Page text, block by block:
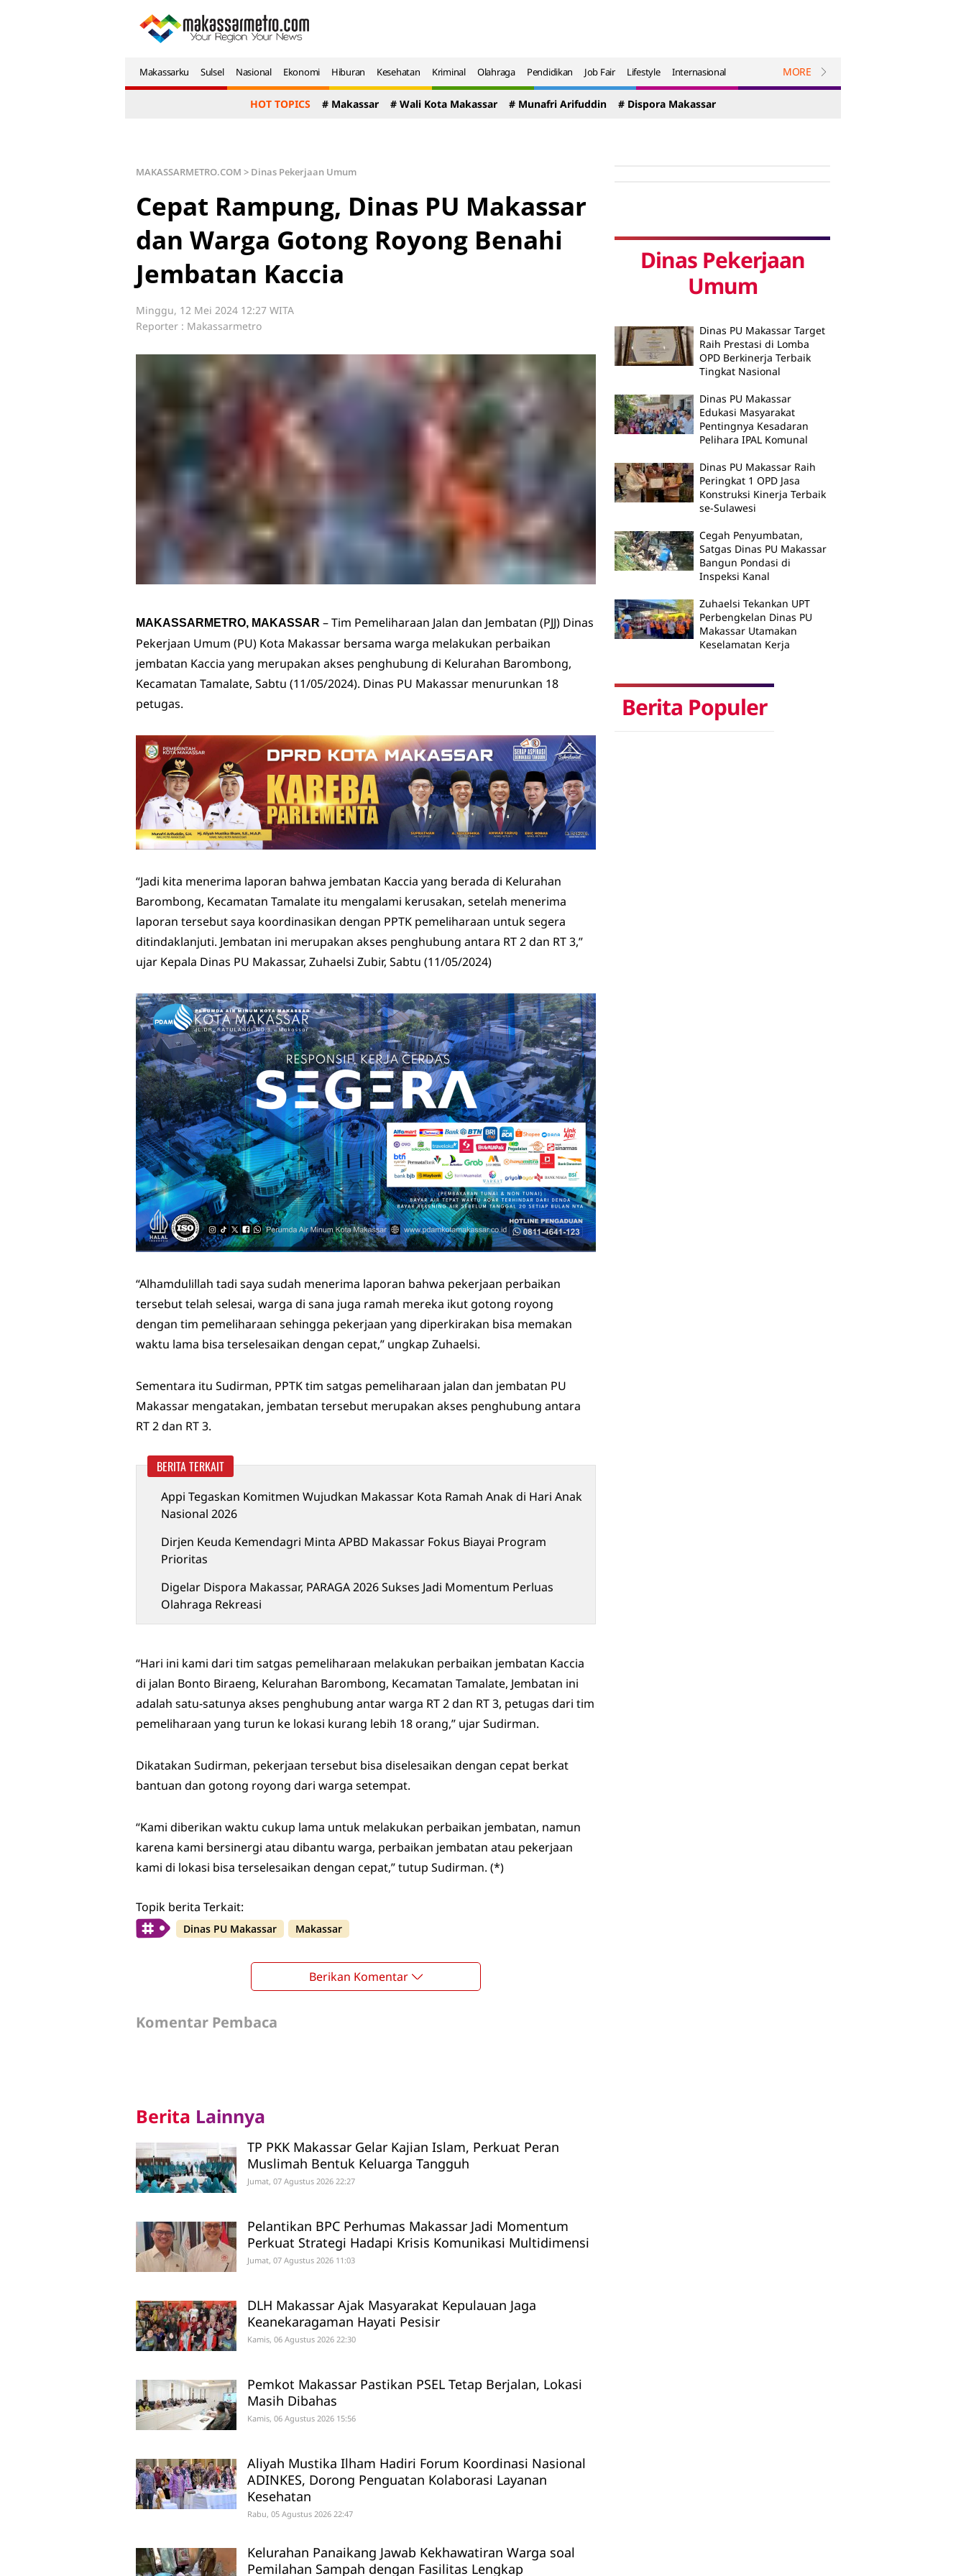
Makassarku Sulsel Nasional Ekonomi Hiburan Kesehatan Kriminal Olahraga Pendidikan Job Fair Lifestyle Internasional MORE
HOT TOPICS # Makassar # Wali Kota Makassar # Munafri Arifuddin # Dispora Makassar
MAKASSARMETRO.COM > Dinas Pekerjaan Umum
Cepat Rampung, Dinas PU Makassar
dan Warga Gotong Royong Benahi
Jembatan Kaccia
Minggu, 12 Mei 2024 12:27 WITA
Reporter : Makassarmetro
MAKASSARMETRO, MAKASSAR – Tim Pemeliharaan Jalan dan Jembatan (PJJ) Dinas
Pekerjaan Umum (PU) Kota Makassar bersama warga melakukan perbaikan
jembatan Kaccia yang merupakan akses penghubung di Kelurahan Barombong,
Kecamatan Tamalate, Sabtu (11/05/2024). Dinas PU Makassar menurunkan 18
petugas.
“Jadi kita menerima laporan bahwa jembatan Kaccia yang berada di Kelurahan
Barombong, Kecamatan Tamalate itu mengalami kerusakan, setelah menerima
laporan tersebut saya koordinasikan dengan PPTK pemeliharaan untuk segera
ditindaklanjuti. Jembatan ini merupakan akses penghubung antara RT 2 dan RT 3,”
ujar Kepala Dinas PU Makassar, Zuhaelsi Zubir, Sabtu (11/05/2024)
“Alhamdulillah tadi saya sudah menerima laporan bahwa pekerjaan perbaikan
tersebut telah selesai, warga di sana juga ramah mereka ikut gotong royong
dengan tim pemeliharaan sehingga pekerjaan yang diperkirakan bisa memakan
waktu lama bisa terselesaikan dengan cepat,” ungkap Zuhaelsi.
Sementara itu Sudirman, PPTK tim satgas pemeliharaan jalan dan jembatan PU
Makassar mengatakan, jembatan tersebut merupakan akses penghubung antara
RT 2 dan RT 3.
BERITA TERKAIT
Appi Tegaskan Komitmen Wujudkan Makassar Kota Ramah Anak di Hari Anak
Nasional 2026
Dirjen Keuda Kemendagri Minta APBD Makassar Fokus Biayai Program
Prioritas
Digelar Dispora Makassar, PARAGA 2026 Sukses Jadi Momentum Perluas
Olahraga Rekreasi
“Hari ini kami dari tim satgas pemeliharaan melakukan perbaikan jembatan Kaccia
di jalan Bonto Biraeng, Kelurahan Barombong, Kecamatan Tamalate, Jembatan ini
adalah satu-satunya akses penghubung antar warga RT 2 dan RT 3, petugas dari tim
pemeliharaan yang turun ke lokasi kurang lebih 18 orang,” ujar Sudirman.
Dikatakan Sudirman, pekerjaan tersebut bisa diselesaikan dengan cepat berkat
bantuan dan gotong royong dari warga setempat.
“Kami diberikan waktu cukup lama untuk melakukan perbaikan jembatan, namun
karena kami bersinergi atau dibantu warga, perbaikan jembatan atau pekerjaan
kami di lokasi bisa terselesaikan dengan cepat,” tutup Sudirman. (*)
Topik berita Terkait:
Dinas PU Makassar Makassar
Berikan Komentar
Komentar Pembaca
Berita Lainnya
TP PKK Makassar Gelar Kajian Islam, Perkuat Peran
Muslimah Bentuk Keluarga Tangguh
Jumat, 07 Agustus 2026 22:27
Pelantikan BPC Perhumas Makassar Jadi Momentum
Perkuat Strategi Hadapi Krisis Komunikasi Multidimensi
Jumat, 07 Agustus 2026 11:03
DLH Makassar Ajak Masyarakat Kepulauan Jaga
Keanekaragaman Hayati Pesisir
Kamis, 06 Agustus 2026 22:30
Pemkot Makassar Pastikan PSEL Tetap Berjalan, Lokasi
Masih Dibahas
Kamis, 06 Agustus 2026 15:56
Aliyah Mustika Ilham Hadiri Forum Koordinasi Nasional
ADINKES, Dorong Penguatan Kolaborasi Layanan
Kesehatan
Rabu, 05 Agustus 2026 22:47
Kelurahan Panaikang Jawab Kekhawatiran Warga soal
Pemilahan Sampah dengan Fasilitas Lengkap
Dinas Pekerjaan
Umum
Dinas PU Makassar Target
Raih Prestasi di Lomba
OPD Berkinerja Terbaik
Tingkat Nasional
Dinas PU Makassar
Edukasi Masyarakat
Pentingnya Kesadaran
Pelihara IPAL Komunal
Dinas PU Makassar Raih
Peringkat 1 OPD Jasa
Konstruksi Kinerja Terbaik
se-Sulawesi
Cegah Penyumbatan,
Satgas Dinas PU Makassar
Bangun Pondasi di
Inspeksi Kanal
Zuhaelsi Tekankan UPT
Perbengkelan Dinas PU
Makassar Utamakan
Keselamatan Kerja
Berita Populer